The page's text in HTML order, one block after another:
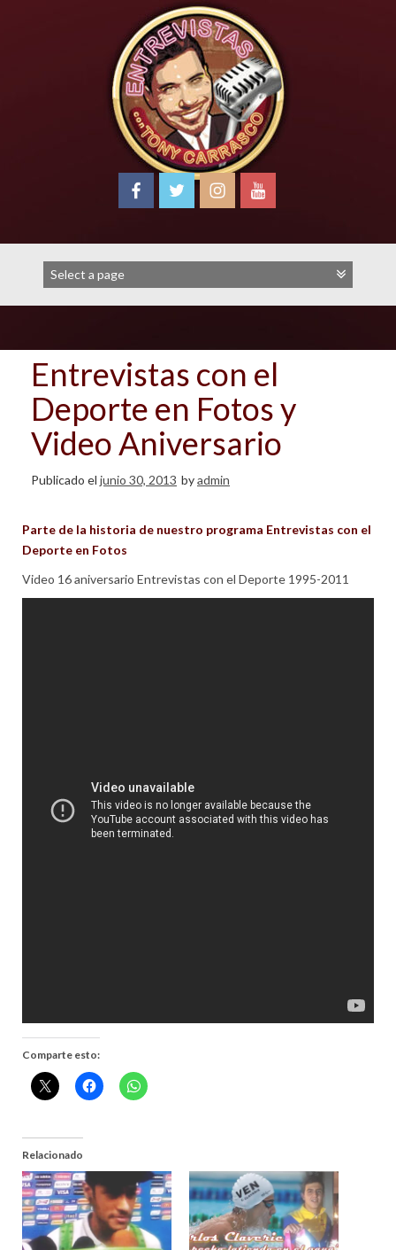
Entrevistas con el
Deporte en Fotos y
Video Aniversario
Publicado el junio 30, 2013 byadmin
Parte de la historia de nuestro programa Entrevistas con el
Deporte en Fotos
Video 16 aniversario Entrevistas con el Deporte 1995-2011
Comparte esto:
Relacionado